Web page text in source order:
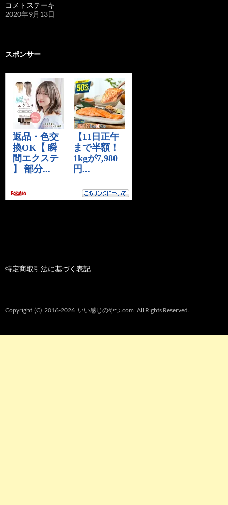
コメトステーキ
2020年9月13日
スポンサー
特定商取引法に基づく表記
Copyright (C) 2016-2026 いい感じのやつ.com All Rights Reserved.